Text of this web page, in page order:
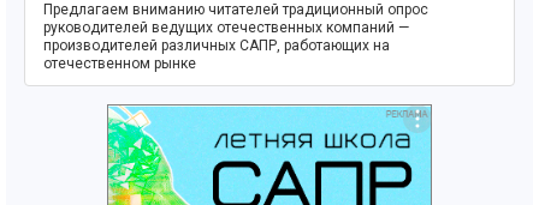
Предлагаем вниманию читателей традиционный опрос
руководителей ведущих отечественных компаний —
производителей различных САПР, работающих на
отечественном рынке